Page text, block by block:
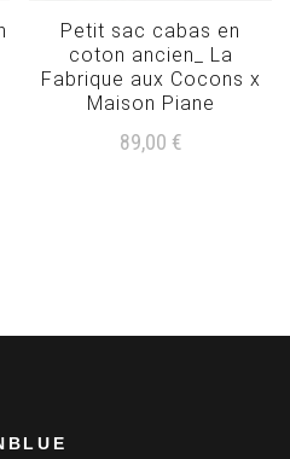
Petit sac cabas en
coton ancien_ La
Fabrique aux Cocons x
Maison Piane
89,00 €